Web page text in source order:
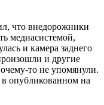
что внедорожники
медиасистемой,
и камера заднего
и другие
то не упомянули.
в опубликованном на